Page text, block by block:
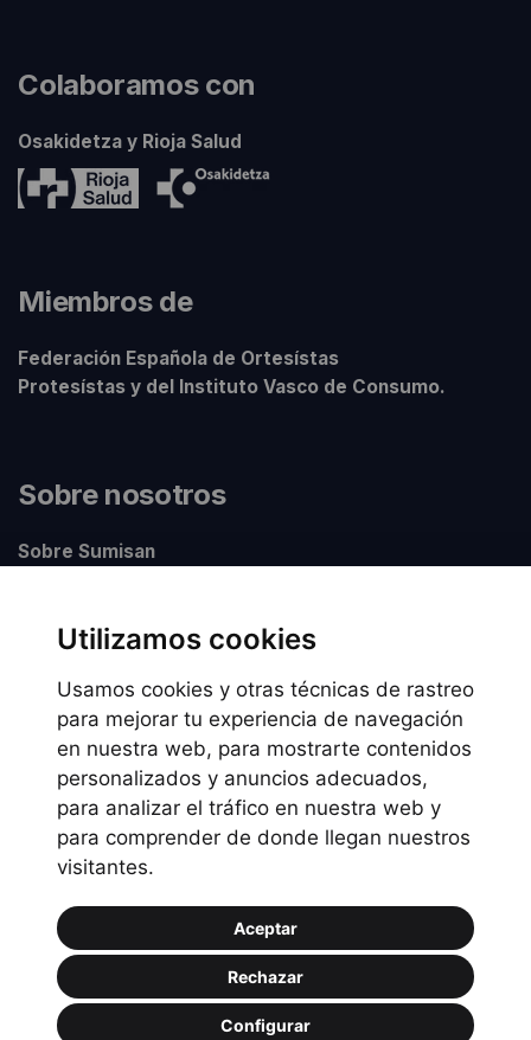
Utilizamos cookies
Usamos cookies y otras técnicas de rastreo
para mejorar tu experiencia de navegación
en nuestra web, para mostrarte contenidos
personalizados y anuncios adecuados,
para analizar el tráfico en nuestra web y
para comprender de donde llegan nuestros
visitantes.
Aceptar
Rechazar
Configurar
Colaboramos con
Osakidetza y Rioja Salud
Miembros de
Federación Española de Ortesístas
Protesístas y del Instituto Vasco de Consumo.
Sobre nosotros
Sobre Sumisan
Información legal
Preguntas frecuentes
Política de Cookies
Política de privacidad
Política de uso